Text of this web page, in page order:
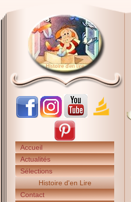
Accueil
Actualités
Sélections
Histoire d'en Lire
Contact